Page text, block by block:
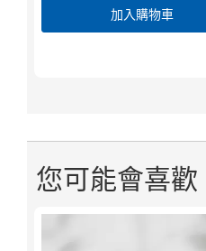
加入購物車
您可能會喜歡